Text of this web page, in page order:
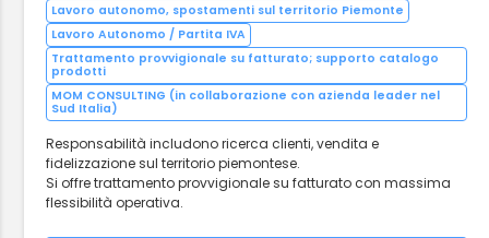
Lavoro autonomo, spostamenti sul territorio Piemonte
Lavoro Autonomo / Partita IVA
Trattamento provvigionale su fatturato; supporto catalogo
prodotti
MOM CONSULTING (in collaborazione con azienda leader nel
Sud Italia)
Responsabilità includono ricerca clienti, vendita e
fidelizzazione sul territorio piemontese.
Si offre trattamento provvigionale su fatturato con massima
flessibilità operativa.